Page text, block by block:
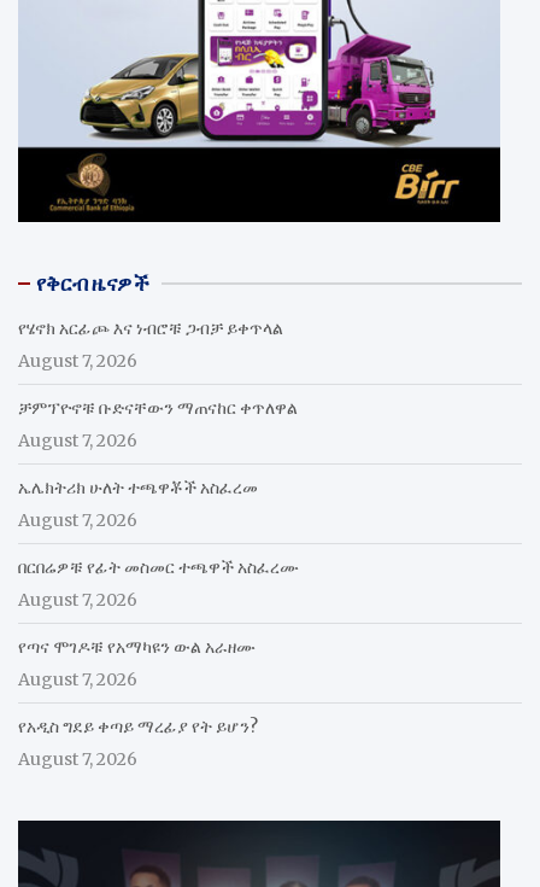
የቅርብ ዜናዎች
የሄኖክ አርፊጮ እና ነብሮቹ ጋብቻ ይቀጥላል
August 7, 2026
ቻምፕዮኖቹ ቡድናቸውን ማጠናከር ቀጥለዋል
August 7, 2026
ኤሌክትሪክ ሁለት ተጫዋቾች አስፈረመ
August 7, 2026
በርበሬዎቹ የፊት መስመር ተጫዋች አስፈረሙ
August 7, 2026
የጣና ሞገዶቹ የአማካዩን ውል አራዘሙ
August 7, 2026
የአዲስ ግደይ ቀጣይ ማረፊያ የት ይሆን?
August 7, 2026